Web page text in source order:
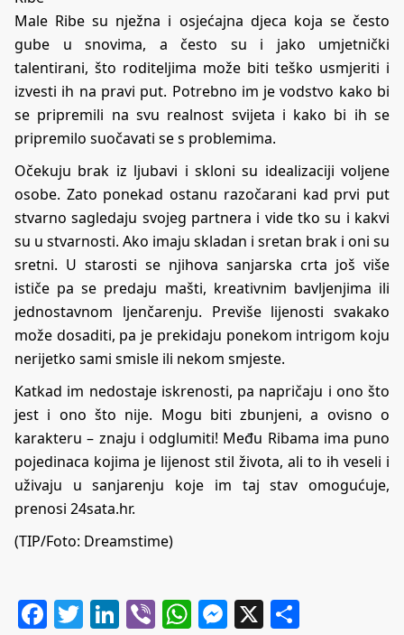
Male Ribe su nježna i osjećajna djeca koja se često
gube u snovima, a često su i jako umjetnički
talentirani, što roditeljima može biti teško usmjeriti i
izvesti ih na pravi put. Potrebno im je vodstvo kako bi
se pripremili na svu realnost svijeta i kako bi ih se
pripremilo suočavati se s problemima.
Očekuju brak iz ljubavi i skloni su idealizaciji voljene
osobe. Zato ponekad ostanu razočarani kad prvi put
stvarno sagledaju svojeg partnera i vide tko su i kakvi
su u stvarnosti. Ako imaju skladan i sretan brak i oni su
sretni. U starosti se njihova sanjarska crta još više
ističe pa se predaju mašti, kreativnim bavljenjima ili
jednostavnom ljenčarenju. Previše lijenosti svakako
može dosaditi, pa je prekidaju ponekom intrigom koju
nerijetko sami smisle ili nekom smjeste.
Katkad im nedostaje iskrenosti, pa napričaju i ono što
jest i ono što nije. Mogu biti zbunjeni, a ovisno o
karakteru – znaju i odglumiti! Među Ribama ima puno
pojedinaca kojima je lijenost stil života, ali to ih veseli i
uživaju u sanjarenju koje im taj stav omogućuje,
prenosi 24sata.hr.
(TIP/Foto: Dreamstime)
Facebook
Twitter
LinkedIn
ViberWhatsApp
Messenger
X